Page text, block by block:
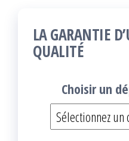
LA GARANTIE
QUALITÉ
Choisir un